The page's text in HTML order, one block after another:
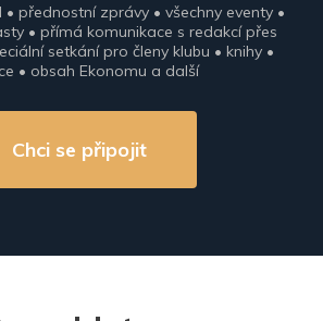
• přednostní zprávy • všechny eventy •
• přímá komunikace s redakcí přes
setkání pro členy klubu • knihy •
• obsah Ekonomu a další
Chci se připojit